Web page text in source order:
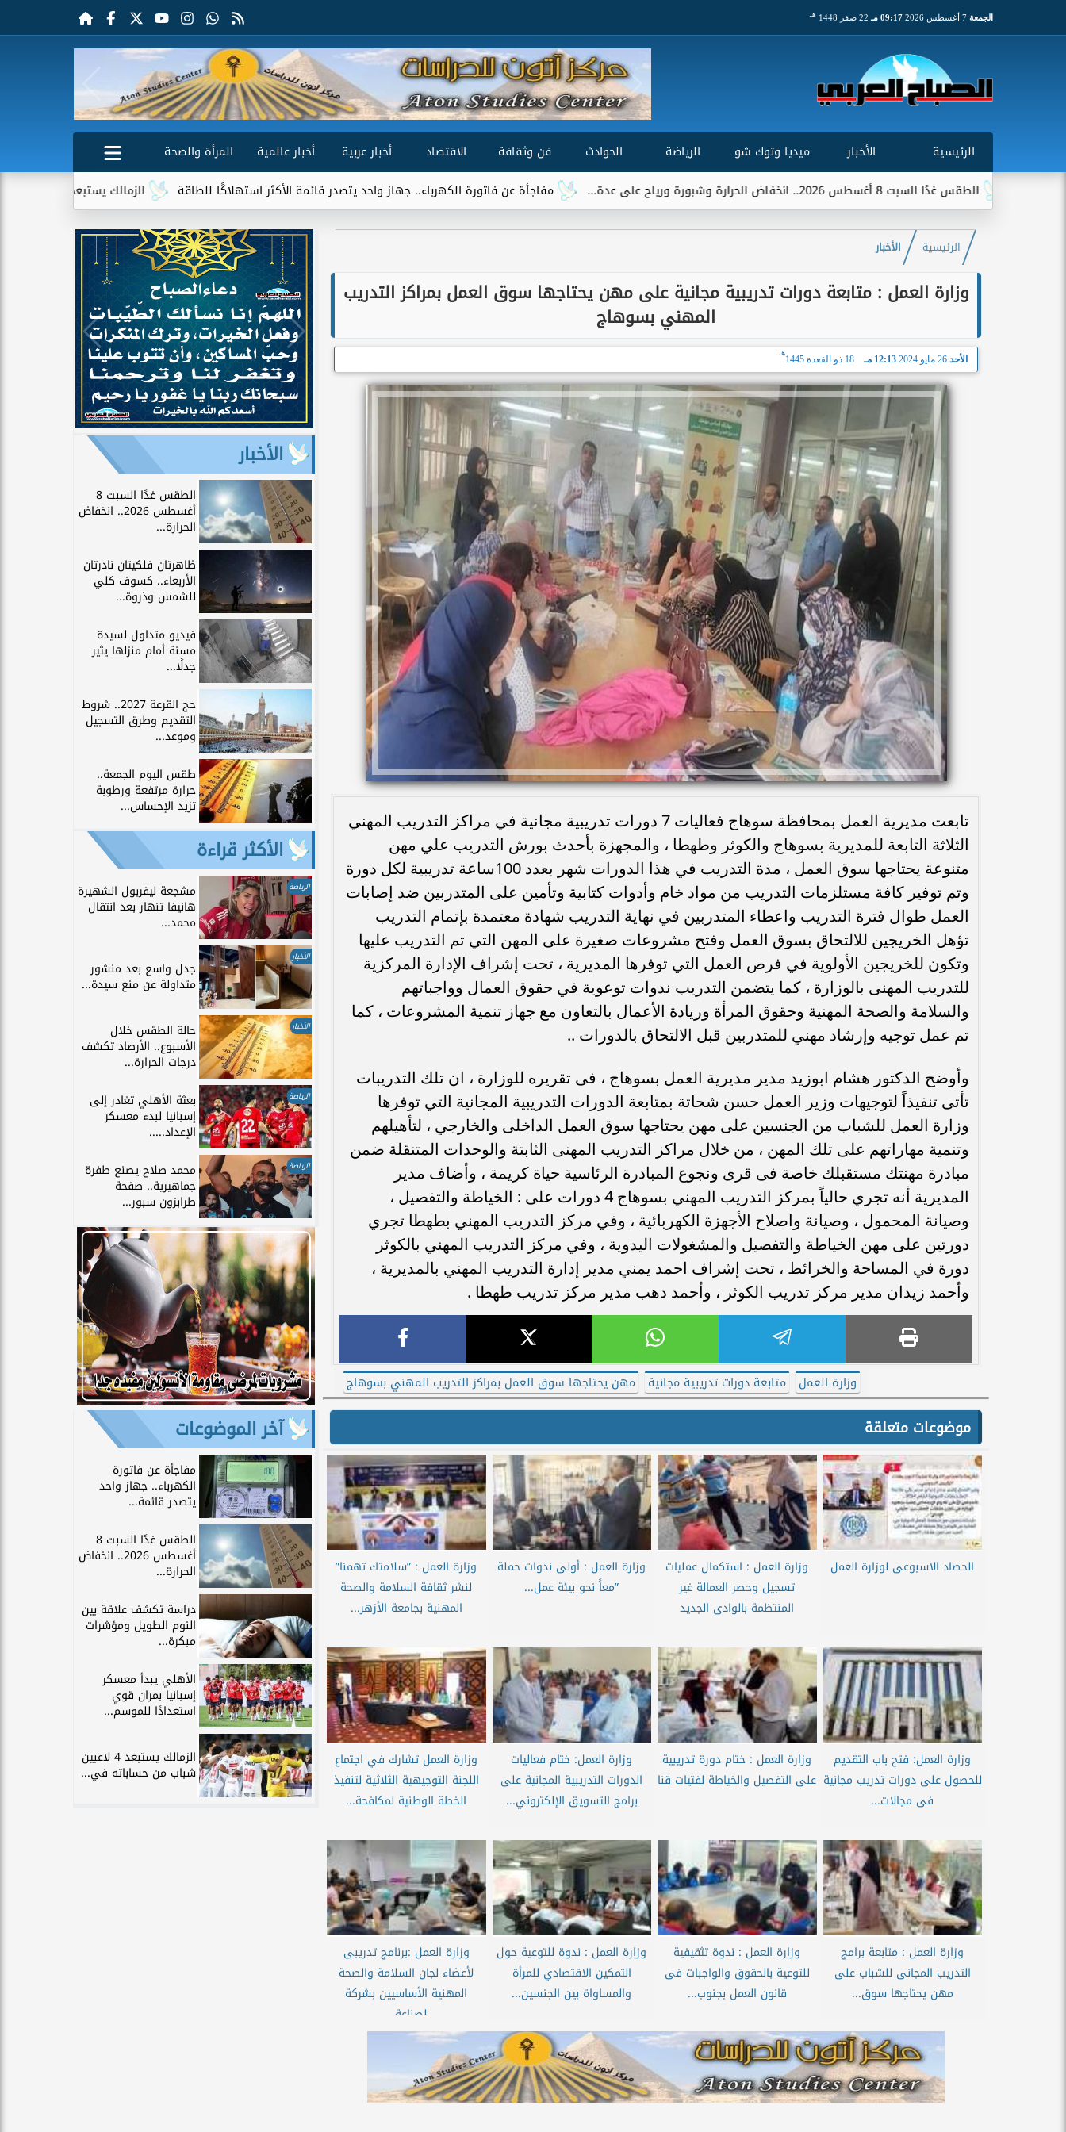
الجمعة 09:17 مـ 22 صفر 1448 هـ
الرئيسية الأخبار ميديا وتوك شو الرياضة الحوادث فن وثقافة الاقتصاد أخبار عربية أخبار عالمية
المرأة والصحة
الزمالك يستبعد 4 لاعبين شباب من حساباته في الموسم الجديد
مفاجأة عن فاتورة الكهرباء.. جهاز واحد يتصدر قائمة الأكثر استهلاكًا للطاقة الطقس غدًا السبت 8 أغسطس 2026.. انخفاض الحرارة وشبورة ورياح على عدة...
الرئيسية الأخبار
وزارة العمل : متابعة دورات تدريبية مجانية على مهن يحتاجها سوق العمل بمراكز التدريب
المهني بسوهاج
الأحد 26 مايو 2024 12:13 مـ 18 ذو القعدة 1445
هـ
تابعت مديرية العمل بمحافظة سوهاج فعاليات 7 دورات تدريبية مجانية في مراكز التدريب المهني
الثلاثة التابعة للمديرية بسوهاج والكوثر وطهطا ، والمجهزة بأحدث بورش التدريب علي مهن
متنوعة يحتاجها سوق العمل ، مدة التدريب في هذا الدورات شهر بعدد 100ساعة تدريبية لكل دورة
وتم توفير كافة مستلزمات التدريب من مواد خام وأدوات كتابية وتأمين على المتدربين ضد إصابات
العمل طوال فترة التدريب واعطاء المتدربين في نهاية التدريب شهادة معتمدة بإتمام التدريب
تؤهل الخريجين للالتحاق بسوق العمل وفتح مشروعات صغيرة على المهن التي تم التدريب عليها
وتكون للخريجين الأولوية في فرص العمل التي توفرها المديرية ، تحت إشراف الإدارة المركزية
للتدريب المهنى بالوزارة ، كما يتضمن التدريب ندوات توعوية في حقوق العمال وواجباتهم
والسلامة والصحة المهنية وحقوق المرأة وريادة الأعمال بالتعاون مع جهاز تنمية المشروعات ، كما
تم عمل توجيه وإرشاد مهني للمتدربين قبل الالتحاق بالدورات ..
وأوضح الدكتور هشام ابوزيد مدير مديرية العمل بسوهاج ، فى تقريره للوزارة ، ان تلك التدريبات
تأتى تنفيذاً لتوجيهات وزير العمل حسن شحاتة بمتابعة الدورات التدريبية المجانية التي توفرها
وزارة العمل للشباب من الجنسين على مهن يحتاجها سوق العمل الداخلى والخارجي ، لتأهيلهم
وتنمية مهاراتهم على تلك المهن ، من خلال مراكز التدريب المهنى الثابتة والوحدات المتنقلة ضمن
مبادرة مهنتك مستقبلك خاصة فى قرى ونجوع المبادرة الرئاسية حياة كريمة ، وأضاف مدير
المديرية أنه تجري حالياً بمركز التدريب المهني بسوهاج 4 دورات على : الخياطة والتفصيل ،
وصيانة المحمول ، وصيانة واصلاح الأجهزة الكهربائية ، وفي مركز التدريب المهني بطهطا تجري
دورتين على مهن الخياطة والتفصيل والمشغولات اليدوية ، وفي مركز التدريب المهني بالكوثر
دورة في المساحة والخرائط ، تحت إشراف احمد يمني مدير إدارة التدريب المهني بالمديرية ،
وأحمد زيدان مدير مركز تدريب الكوثر ، وأحمد دهب مدير مركز تدريب طهطا .
وزارة العمل متابعة دورات تدريبية مجانية مهن يحتاجها سوق العمل بمراكز التدريب المهني بسوهاج
موضوعات متعلقة
الحصاد الاسبوعى لوزارة العمل
وزارة العمل : استكمال عمليات
تسجيل وحصر العمالة غير
المنتظمة بالوادى الجديد
وزارة العمل : أولى ندوات حملة
”معاً نحو بيئة عمل...
وزارة العمل : ”سلامتك تهمنا”
لنشر ثقافة السلامة والصحة
المهنية بجامعة الأزهر...
وزارة العمل: فتح باب التقديم
للحصول على دورات تدريب مجانية
فى مجالات...
وزارة العمل : ختام دورة تدريبية
على التفصيل والخياطة لفتيات قنا
وزارة العمل: ختام فعاليات
الدورات التدريبية المجانية على
برامج التسويق الإلكتروني...
وزارة العمل تشارك في اجتماع
اللجنة التوجيهية الثلاثية لتنفيذ
الخطة الوطنية لمكافحة...
وزارة العمل : متابعة برامج
التدريب المجانى للشباب على
مهن يحتاجها سوق...
وزارة العمل : ندوة تثقيفية
للتوعية بالحقوق والواجبات فى
قانون العمل بجنوب...
وزارة العمل : ندوة للتوعية حول
التمكين الاقتصادي للمرأة
والمساواة بين الجنسين...
وزارة العمل :برنامج تدريبى
لأعضاء لجان السلامة والصحة
المهنية الأساسيين بشركة
لصناعة...
الأخبار
الطقس غدًا السبت 8
أغسطس 2026.. انخفاض
الحرارة...
ظاهرتان فلكيتان نادرتان
الأربعاء.. كسوف كلي
للشمس وذروة...
فيديو متداول لسيدة
مسنة أمام منزلها يثير
جدلًا...
حج القرعة 2027.. شروط
التقديم وطرق التسجيل
وموعد...
طقس اليوم الجمعة..
حرارة مرتفعة ورطوبة
تزيد الإحساس...
الأكثر قراءة
الرياضة مشجعة ليفربول الشهيرة
هانيفا تنهار بعد انتقال
محمد...
الأخبار
جدل واسع بعد منشور
متداولة عن منع سيدة...
الأخبار حالة الطقس خلال
الأسبوع.. الأرصاد تكشف
درجات الحرارة...
الرياضة بعثة الأهلي تغادر إلى
إسبانيا لبدء معسكر
الإعداد.....
الرياضة محمد صلاح يصنع طفرة
جماهيرية.. صفحة
طرابزون سبور...
آخر الموضوعات
مفاجأة عن فاتورة
الكهرباء.. جهاز واحد
يتصدر قائمة...
الطقس غدًا السبت 8
أغسطس 2026.. انخفاض
الحرارة...
دراسة تكشف علاقة بين
النوم الطويل ومؤشرات
مبكرة...
الأهلي يبدأ معسكر
إسبانيا بمران قوي
استعدادًا للموسم...
الزمالك يستبعد 4 لاعبين
شباب من حساباته في...